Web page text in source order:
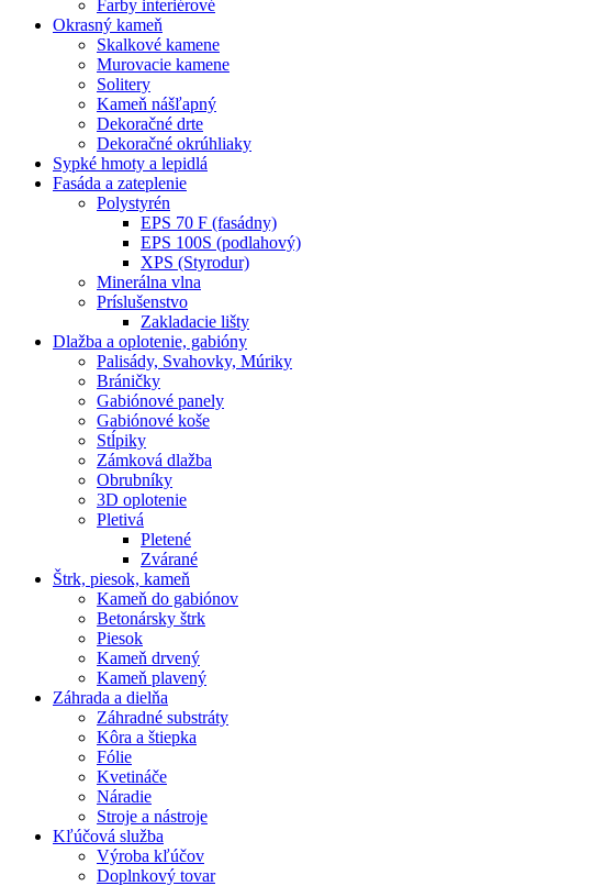
Farby interiérové
Okrasný kameň
Skalkové kamene
Murovacie kamene
Solitery
Kameň nášľapný
Dekoračné drte
Dekoračné okrúhliaky
Sypké hmoty a lepidlá
Fasáda a zateplenie
Polystyrén
EPS 70 F (fasádny)
EPS 100S (podlahový)
XPS (Styrodur)
Minerálna vlna
Príslušenstvo
Zakladacie lišty
Dlažba a oplotenie, gabióny
Palisády, Svahovky, Múriky
Bráničky
Gabiónové panely
Gabiónové koše
Stĺpiky
Zámková dlažba
Obrubníky
3D oplotenie
Pletivá
Pletené
Zvárané
Štrk, piesok, kameň
Kameň do gabiónov
Betonársky štrk
Piesok
Kameň drvený
Kameň plavený
Záhrada a dielňa
Záhradné substráty
Kôra a štiepka
Fólie
Kvetináče
Náradie
Stroje a nástroje
Kľúčová služba
Výroba kľúčov
Doplnkový tovar